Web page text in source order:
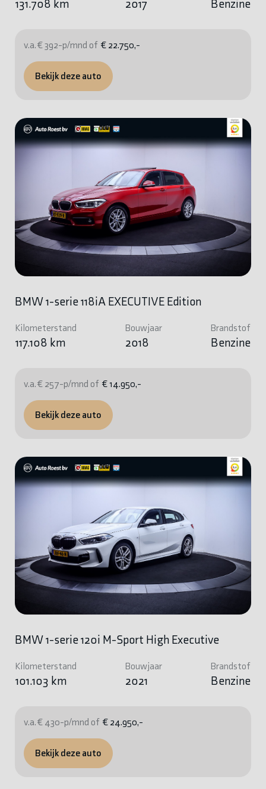
131.708 km 2017 Benzine
v.a. € 392-p/mnd of € 22.750,-
Bekijk deze auto
BMW 1-serie 118iA EXECUTIVE Edition
Kilometerstand
117.108 km
Bouwjaar
2018
Brandstof
Benzine
v.a. € 257-p/mnd of € 14.950,-
Bekijk deze auto
BMW 1-serie 120i M-Sport High Executive
Kilometerstand
101.103 km
Bouwjaar
2021
Brandstof
Benzine
v.a. € 430-p/mnd of € 24.950,-
Bekijk deze auto